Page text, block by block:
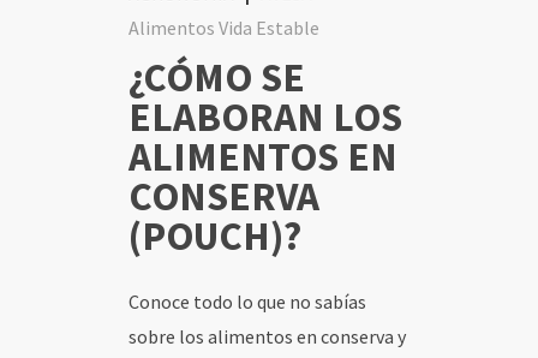
INICIO
CONTENIDOS
SOCIOS
USUARIOS
Alimentos Vida Estable
¿CÓMO SE
ELABORAN LOS
ALIMENTOS EN
CONSERVA
(POUCH)?
Conoce todo lo que no sabías
sobre los alimentos en conserva y